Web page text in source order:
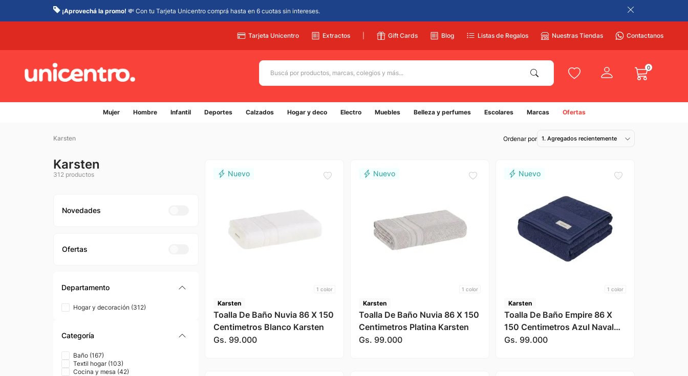
¡Aprovechá la promo! 💸 Con tu Tarjeta Unicentro comprá hasta en 6 cuotas sin intereses.
Tarjeta Unicentro Extractos Gift Cards Blog Listas de Regalos Nuestras Tiendas Contactanos
Buscá por productos, marcas, colegios y más...
Términos más buscados
4. mochila
0
Mujer Hombre Infantil Deportes Calzados Hogar y deco Electro Muebles Belleza y perfumes Escolares Marcas Ofertas
Karsten 1. Agregados recientemente
Karsten
312 productos
Departamento
Hogar y decoración (312)
Categoría
Baño (167)
Textil hogar (103)
Cocina y mesa (42)
Novedades
1 color
Karsten
Toalla De Baño Nuvia 86 X 150
Centimetros Blanco Karsten
Gs. 99.000
1 color
Karsten
Toalla De Baño Nuvia 86 X 150
Centimetros Platina Karsten
Gs. 99.000
1 color
Karsten
Toalla De Baño Empire 86 X
150 Centimetros Azul Naval
Karsten
Gs. 99.000